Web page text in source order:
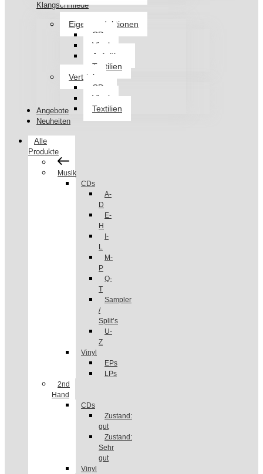
Klangschmiede
Eigenproduktionen
CDs
Vinyl
Aufnäher
Textilien
Vertrieb
CDs
Vinyl
Textilien
Angebote
Neuheiten
Alle
Produkte
Musik
CDs
A-
D
E-
H
I-
L
M-
P
Q-
T
Sampler
/
Split’s
U-
Z
Vinyl
EPs
LPs
2nd
Hand
CDs
Zustand:
gut
Zustand:
Sehr
gut
Vinyl